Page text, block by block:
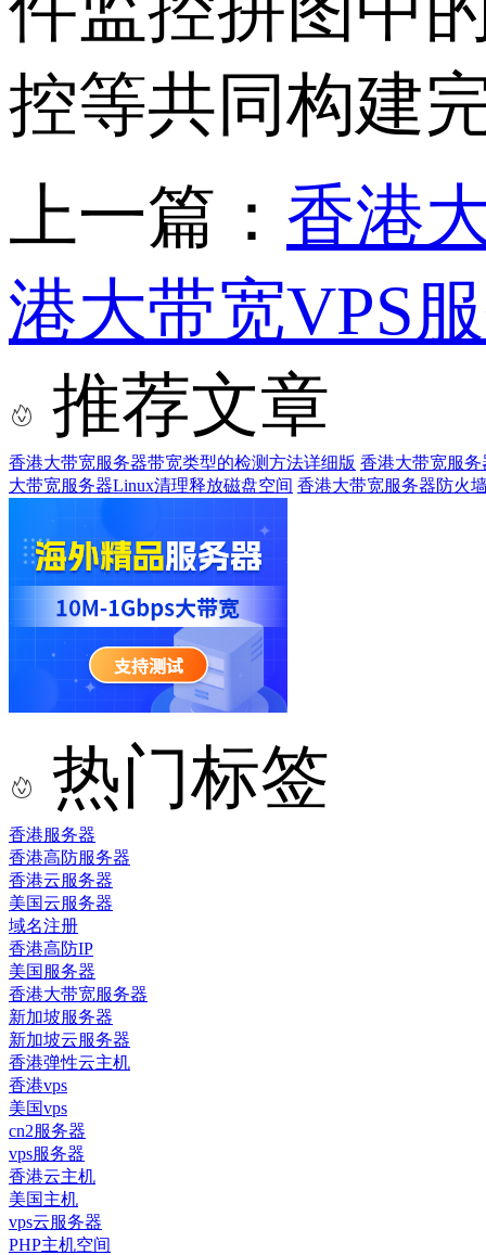
控等共同构建
上一篇： 香港
港大带宽VPS
推荐文章
香港大带宽服务器带宽类型的检测方法详细版 香港大带宽服
大带宽服务器Linux清理释放磁盘空间 香港大带宽服务器防火
热门标签
香港服务器
香港高防服务器
香港云服务器
美国云服务器
域名注册
香港高防IP
美国服务器
香港大带宽服务器
新加坡服务器
新加坡云服务器
香港弹性云主机
香港vps
美国vps
cn2服务器
vps服务器
香港云主机
美国主机
vps云服务器
PHP主机空间